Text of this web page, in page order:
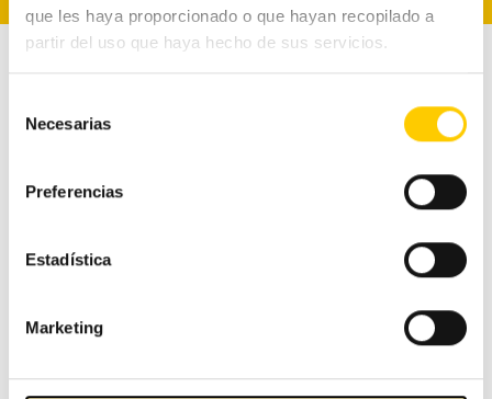
que les haya proporcionado o que hayan recopilado a
partir del uso que haya hecho de sus servicios.
Necesarias
Preferencias
Estadística
Marketing
¿Te interesa Cashlogy?